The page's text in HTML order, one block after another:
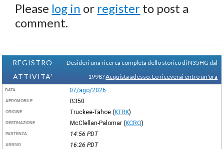
Please log in or register to post a
comment.
REGISTRO
ATTIVITA'
Desideri una ricerca completa dello storico di N35HG dal
1998?Acquista adesso. Lo riceverai entro un'ora
DATA 07/ago/2026
AEROMOBILE B350
ORIGINE Truckee-Tahoe (KTRK)
DESTINAZIONE McClellan-Palomar (KCRQ)
PARTENZA 14:56 PDT
ARRIVO 16:26 PDT